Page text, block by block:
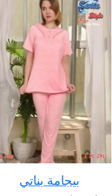
بيجامة بناتي